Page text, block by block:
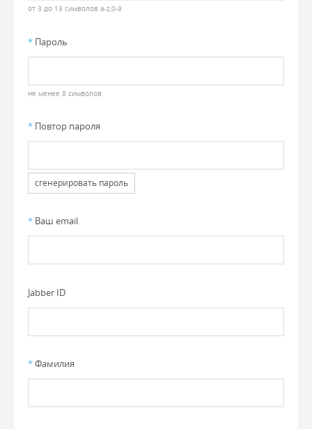
от 3 до 13 символов a-z,0-9
* Пароль
не менее 8 символов
* Повтор пароля
сгенерировать пароль
* Ваш email
Jabber ID
*Фамилия